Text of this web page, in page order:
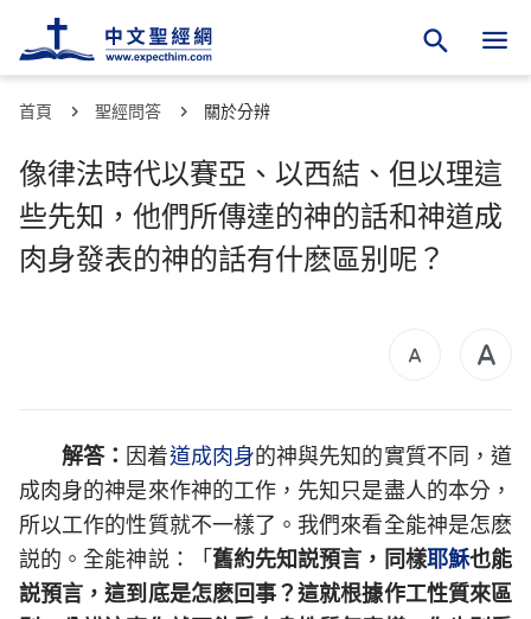
首頁 聖經問答 關於分辨
像律法時代以賽亞、以西結、但以理這
些先知，他們所傳達的神的話和神道成
肉身發表的神的話有什麽區别呢？
解答： 因着道成肉身的神與先知的實質不同，道
成肉身的神是來作神的工作，先知只是盡人的本分，
所以工作的性質就不一樣了。我們來看全能神是怎麽
説的。全能神説：「 舊約先知説預言，同樣耶穌也能
説預言，這到底是怎麽回事？這就根據作工性質來區